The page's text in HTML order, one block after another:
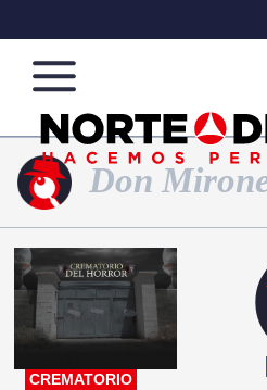
Norte
de
Ciudad
Juárez
Más
que
noticias,
hacemos periodismo
Don
CREMATORIO